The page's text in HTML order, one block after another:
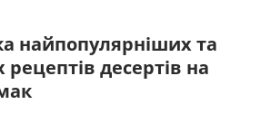
найпопулярніших та
рецептів десертів на